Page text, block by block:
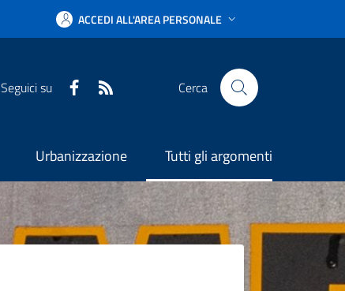
ACCEDI ALL'AREA PERSONALE
Seguici su Facebook Cerca
Urbanizzazione Tutti gli argomenti